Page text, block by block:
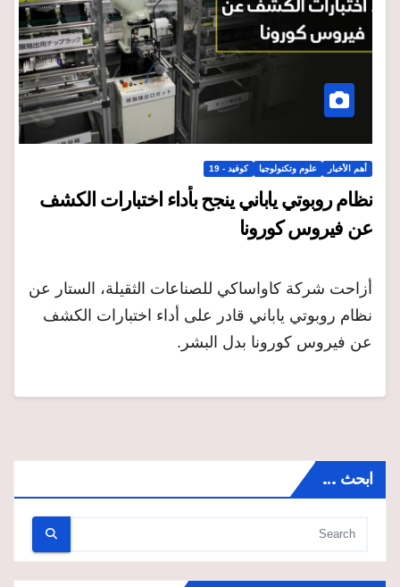
أهم الأخبار علوم وتكنولوجيا كوفيد - 19
نظام روبوتي ياباني ينجح بأداء اختبارات الكشف
عن فيروس كورونا
أزاحت شركة كاواساكي للصناعات الثقيلة، الستار عن
نظام روبوتي ياباني قادر على أداء اختبارات الكشف
عن فيروس كورونا بدل البشر.
ابحث …